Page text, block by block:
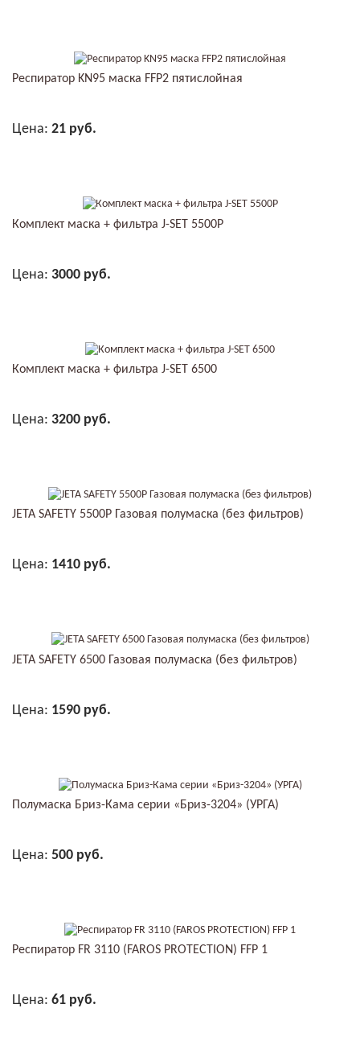
Респиратор KN95 маска FFP2 пятислойная
Цена: 21 руб.
Комплект маска + фильтра J-SET 5500P
Цена: 3000 руб.
Комплект маска + фильтра J-SET 6500
Цена: 3200 руб.
JETA SAFETY 5500P Газовая полумаска (без фильтров)
Цена: 1410 руб.
JETA SAFETY 6500 Газовая полумаска (без фильтров)
Цена: 1590 руб.
Полумаска Бриз-Кама серии «Бриз-3204» (УРГА)
Цена: 500 руб.
Респиратор FR 3110 (FAROS PROTECTION) FFP 1
Цена: 61 руб.